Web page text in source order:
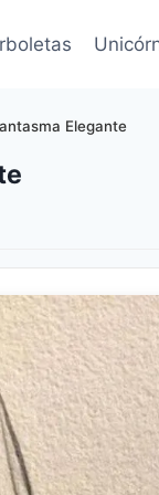
Elegante